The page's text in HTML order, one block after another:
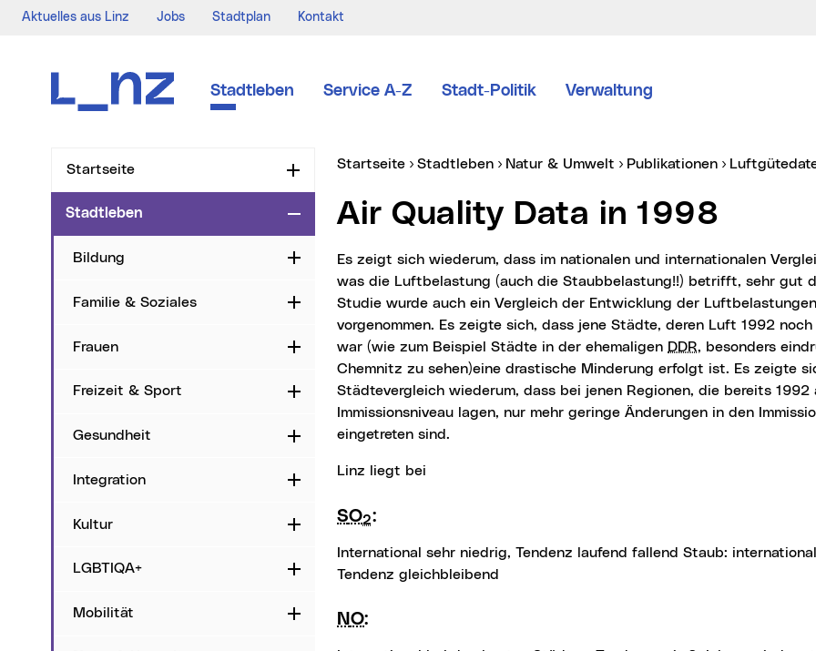
Aktuelles aus Linz Jobs Stadtplan Kontakt
Stadtleben Service A-Z Stadt-Politik Verwaltung
Startseite Aufklappen
Stadtleben Zuklappen
Bildung Aufklappen
Familie & Soziales Aufklappen
Frauen Aufklappen
Freizeit & Sport Aufklappen
Gesundheit Aufklappen
Integration Aufklappen
Kultur Aufklappen
LGBTIQA+ Aufklappen
Mobilität Aufklappen
Sie sind hier:
Startseite Stadtleben Natur & Umwelt Publikationen
Air Quality Data in 1998
Es zeigt sich wiederum, dass im nationalen und internationalen Vergleich die Stadt Linz,
was die Luftbelastung (auch die Staubbelastung!!) betrifft, sehr gut
Studie wurde auch ein Vergleich der Entwicklung der
vorgenommen. Es zeigte sich, dass jene Städte, deren Luft 1992
war (wie zum Beispiel Städte in der ehemaligen DDR, besonders
Chemnitz zu sehen)eine drastische Minderung erfolgt ist. Es zeigte
Städtevergleich wiederum, dass bei jenen Regionen, die bereits 1992
Immissionsniveau lagen, nur mehr geringe Änderungen in den
eingetreten sind.
Linz liegt bei
SO2:
international sehr niedrig, Tendenz laufend fallend Staub: international im unteren Bereich,
Tendenz gleichbleibend
NO: